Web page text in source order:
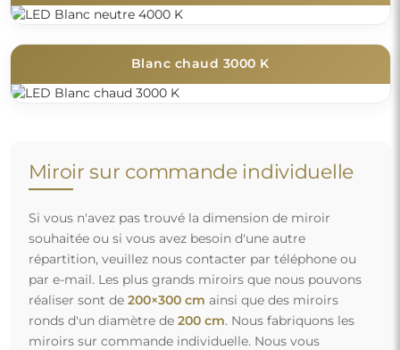
Blanc chaud 3000 K
Miroir sur commande individuelle
Si vous n'avez pas trouvé la dimension de miroir
souhaitée ou si vous avez besoin d'une autre
répartition, veuillez nous contacter par téléphone ou
par e-mail. Les plus grands miroirs que nous pouvons
réaliser sont de 200×300 cm ainsi que des miroirs
ronds d'un diamètre de 200 cm. Nous fabriquons les
miroirs sur commande individuelle. Nous vous